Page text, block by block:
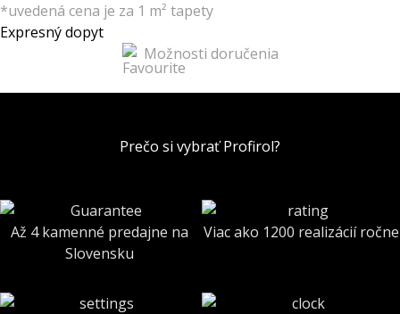
*uvedená cena je za 1 m² tapety
Expresný dopyt
Možnosti doručenia
Prečo si vybrať Profirol?
Až 4 kamenné predajne na
Slovensku
Viac ako 1200 realizácií ročne